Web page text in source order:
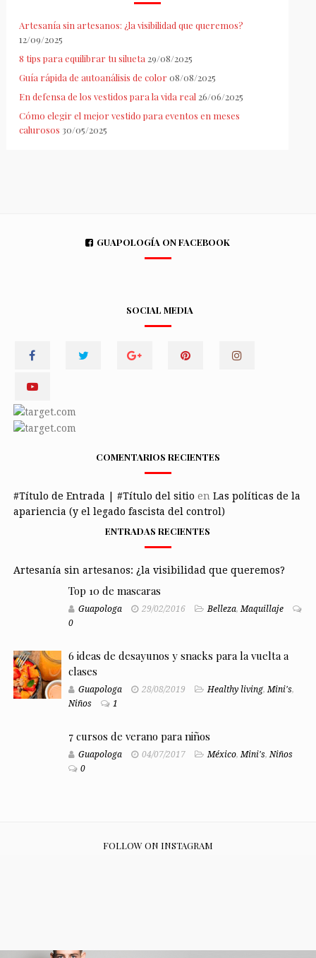
Artesanía sin artesanos: ¿la visibilidad que queremos?
12/09/2025
8 tips para equilibrar tu silueta 29/08/2025
Guía rápida de autoanálisis de color 08/08/2025
En defensa de los vestidos para la vida real 26/06/2025
Cómo elegir el mejor vestido para eventos en meses
calurosos 30/05/2025
GUAPOLOGÍA ON FACEBOOK
SOCIAL MEDIA
COMENTARIOS RECIENTES
#Título de Entrada | #Título del sitio en Las políticas de la
apariencia (y el legado fascista del control)
ENTRADAS RECIENTES
Artesanía sin artesanos: ¿la visibilidad que queremos?
Top 10 de mascaras
Guapologa 29/02/2016 Belleza,Maquillaje
0
6 ideas de desayunos y snacks para la vuelta a
clases
Guapologa 28/08/2019 Healthy living,Mini's,
Niños
1
7 cursos de verano para niños
Guapologa 04/07/2017 México,Mini's,Niños
0
FOLLOW ON INSTAGRAM